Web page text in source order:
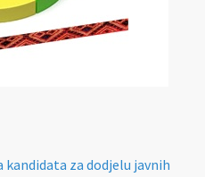
kandidata za dodjelu javnih